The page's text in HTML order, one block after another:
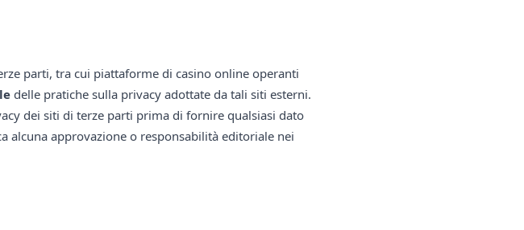
parti, tra cui piattaforme di casino online operanti
delle pratiche sulla privacy adottate da tali siti esterni.
dei siti di terze parti prima di fornire qualsiasi dato
alcuna approvazione o responsabilità editoriale nei